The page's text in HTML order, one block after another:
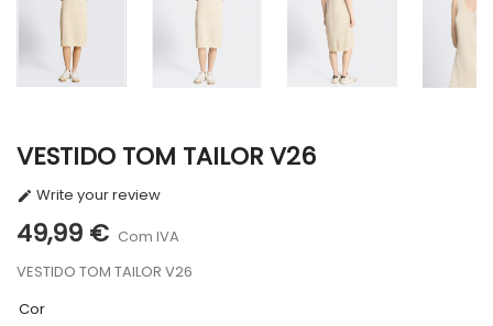
VESTIDO TOM TAILOR V26
 Write your review
49,99 € Com IVA
VESTIDO TOM TAILOR V26
Cor